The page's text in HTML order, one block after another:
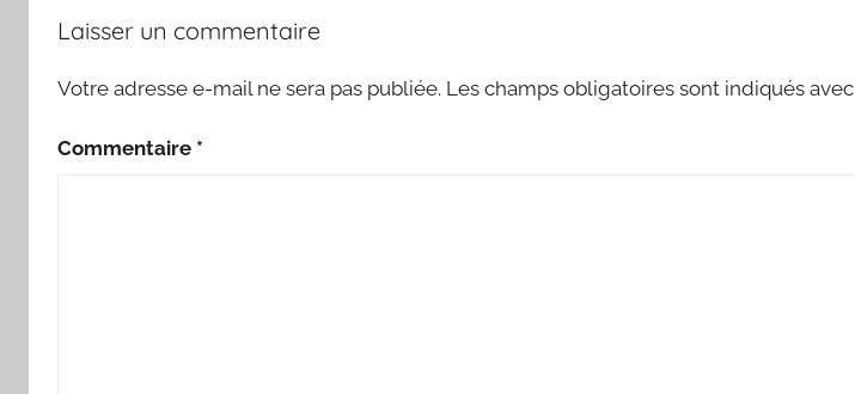
Laisser un commentaire
Votre adresse e-mail ne sera pas publiée. Les champs obligatoires sont indiqués avec
Commentaire *